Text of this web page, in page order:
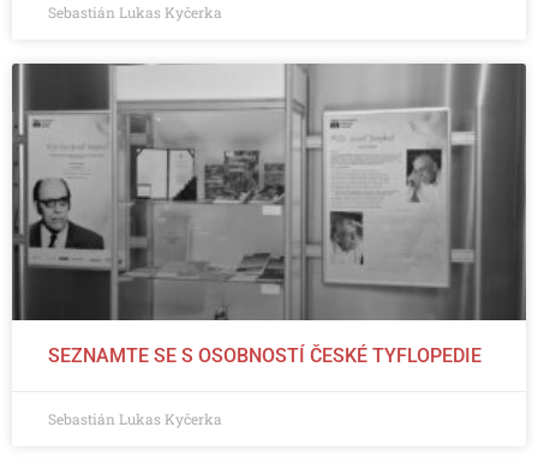
Sebastián Lukas Kyčerka
SEZNAMTE SE S OSOBNOSTÍ ČESKÉ TYFLOPEDIE
Sebastián Lukas Kyčerka